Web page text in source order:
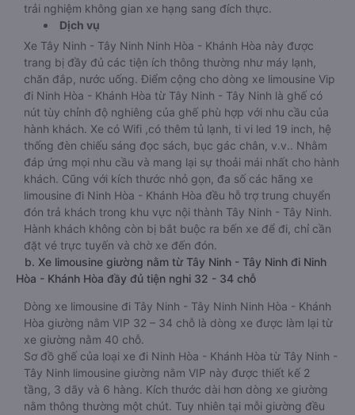
trải nghiệm không gian xe hạng sang đích thực.
Dịch vụ
Xe Tây Ninh - Tây Ninh Ninh Hòa - Khánh Hòa này được
trang bị đầy đủ các tiện ích thông thường như máy lạnh,
chăn đắp, nước uống. Điểm cộng cho dòng xe limousine Vip
đi Ninh Hòa - Khánh Hòa từ Tây Ninh - Tây Ninh là ghế có
nút tùy chỉnh độ nghiêng của ghế phù hợp với nhu cầu của
hành khách. Xe có Wifi ,có thêm tủ lạnh, ti vi led 19 inch, hệ
thống đèn chiếu sáng đọc sách, bục gác chân, v.v.. Nhằm
đáp ứng mọi nhu cầu và mang lại sự thoải mái nhất cho hành
khách. Cũng với kích thước nhỏ gọn, đa số các hãng xe
limousine đi Ninh Hòa - Khánh Hòa đều hỗ trợ trung chuyển
đón trả khách trong khu vực nội thành Tây Ninh - Tây Ninh.
Hành khách không còn bị bắt buộc ra bến xe để đi, chỉ cần
đặt vé trực tuyến và chờ xe đến đón.
b. Xe limousine giường nằm từ Tây Ninh - Tây Ninh đi Ninh
Hòa - Khánh Hòa đầy đủ tiện nghi 32 - 34 chỗ
Dòng xe limousine đi Tây Ninh - Tây Ninh Ninh Hòa - Khánh
Hòa giường nằm VIP 32 – 34 chỗ là dòng xe được làm lại từ
xe giường nằm 40 chỗ.
Sơ đồ ghế của loại xe đi Ninh Hòa - Khánh Hòa từ Tây Ninh -
Tây Ninh limousine giường nằm VIP này được thiết kế 2
tầng, 3 dãy và 6 hàng. Kích thước dài hơn dòng xe giường
nằm thông thường một chút. Tuy nhiên tại mỗi giường đều